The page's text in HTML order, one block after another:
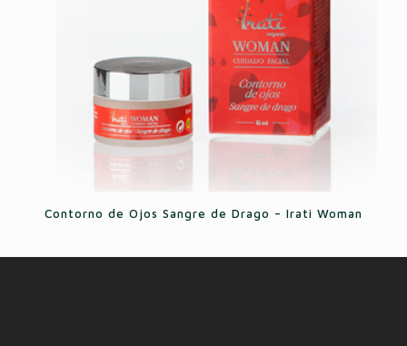
Contorno de Ojos Sangre de Drago – Irati Woman